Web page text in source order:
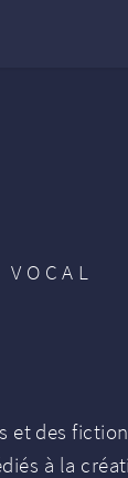
et des
à la